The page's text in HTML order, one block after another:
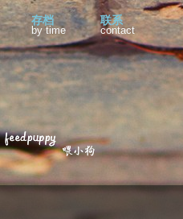
存档
by time
联系
contact